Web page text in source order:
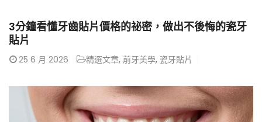
3分鐘看懂牙齒貼片價格的祕密，做出不後悔的瓷牙
貼片
25 6 月 2026 精選文章, 前牙美學, 瓷牙貼片